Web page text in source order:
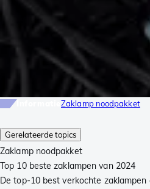
Gerelateerde topics
Zaklamp noodpakket
Top 10 beste zaklampen van 2024
De top-10 best verkochte zaklampen
Zaklamp noodpakket